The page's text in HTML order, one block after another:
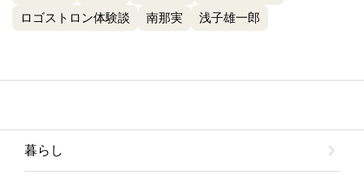
ロゴストロン体験談
南那実 浅子雄一郎
暮らし